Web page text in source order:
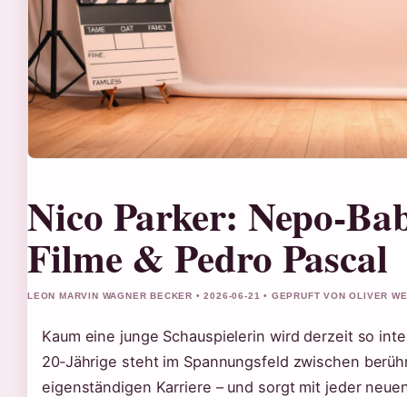
Nico Parker: Nepo-
Filme & Pedro Pascal
LEON MARVIN WAGNER BECKER • 2026-06-21 • GEPRUFT VON OLIVER
Kaum eine junge Schauspielerin wird derzeit so
20‑Jährige steht im Spannungsfeld zwischen
eigenständigen Karriere – und sorgt mit jeder